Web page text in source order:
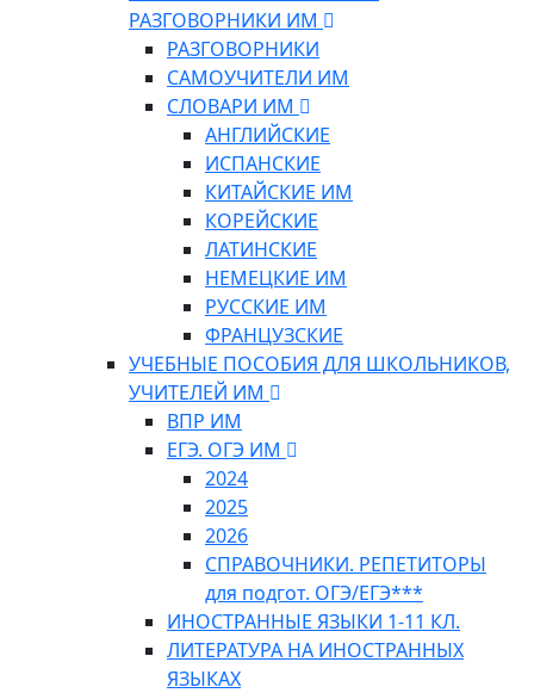
РАЗГОВОРНИКИ ИМ
РАЗГОВОРНИКИ
САМОУЧИТЕЛИ ИМ
СЛОВАРИ ИМ
АНГЛИЙСКИЕ
ИСПАНСКИЕ
КИТАЙСКИЕ ИМ
КОРЕЙСКИЕ
ЛАТИНСКИЕ
НЕМЕЦКИЕ ИМ
РУССКИЕ ИМ
ФРАНЦУЗСКИЕ
УЧЕБНЫЕ ПОСОБИЯ ДЛЯ ШКОЛЬНИКОВ,
УЧИТЕЛЕЙ ИМ
ВПР ИМ
ЕГЭ. ОГЭ ИМ
2024
2025
2026
СПРАВОЧНИКИ. РЕПЕТИТОРЫ
для подгот. ОГЭ/ЕГЭ***
ИНОСТРАННЫЕ ЯЗЫКИ 1-11 КЛ.
ЛИТЕРАТУРА НА ИНОСТРАННЫХ
ЯЗЫКАХ